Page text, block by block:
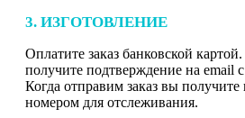
3. ИЗГОТОВЛЕНИЕ
Оплатите заказ банковской
получите подтверждение на email
Когда отправим заказ вы получите
номером для отслеживания.